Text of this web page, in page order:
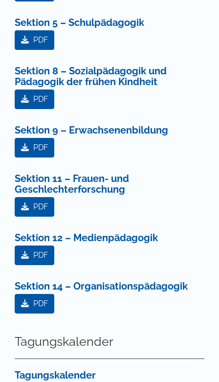
Sektion 5 – Schulpädagogik
PDF
Sektion 8 – Sozialpädagogik und
Pädagogik der frühen Kindheit
PDF
Sektion 9 – Erwachsenenbildung
PDF
Sektion 11 – Frauen- und
Geschlechterforschung
PDF
Sektion 12 – Medienpädagogik
PDF
Sektion 14 – Organisationspädagogik
PDF
Tagungskalender
Tagungskalender